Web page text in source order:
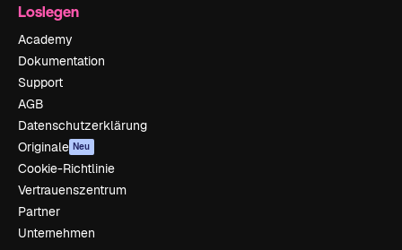
Loslegen
Academy
Dokumentation
Support
AGB
Datenschutzerklärung
Originale Neu
Cookie-Richtlinie
Vertrauenszentrum
Partner
Unternehmen